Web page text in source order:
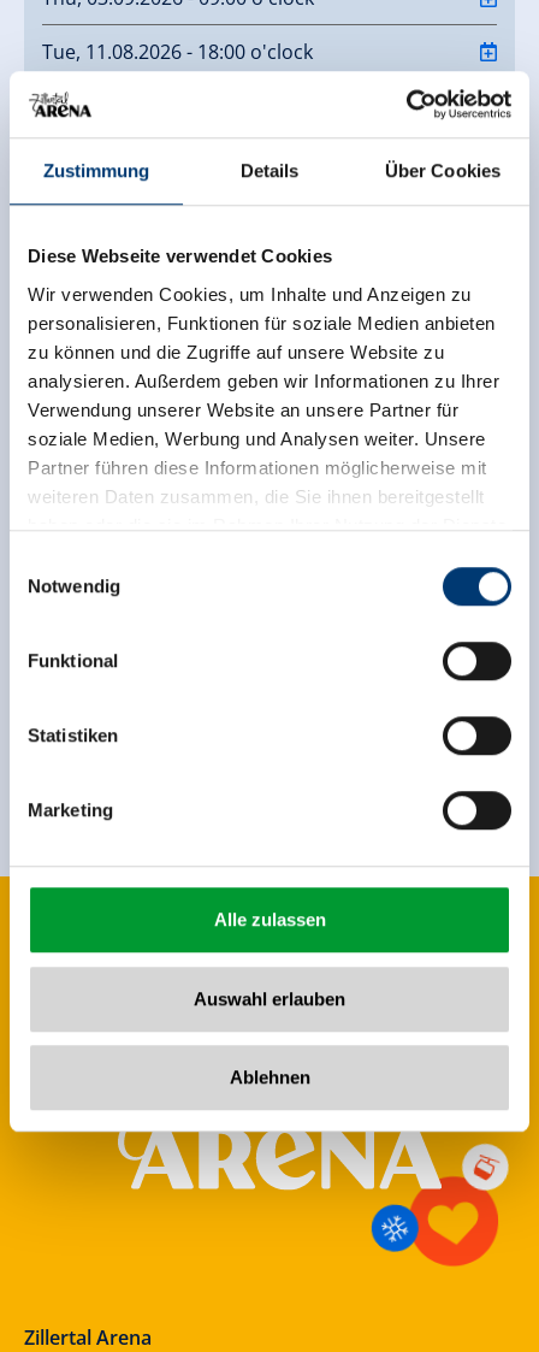
Zustimmung Details Über Cookies
Diese Webseite verwendet Cookies
Wir verwenden Cookies, um Inhalte und Anzeigen zu
personalisieren, Funktionen für soziale Medien anbieten
zu können und die Zugriffe auf unsere Website zu
analysieren. Außerdem geben wir Informationen zu Ihrer
Verwendung unserer Website an unsere Partner für
soziale Medien, Werbung und Analysen weiter. Unsere
Partner führen diese Informationen möglicherweise mit
weiteren Daten zusammen, die Sie ihnen bereitgestellt
haben oder die sie im Rahmen Ihrer Nutzung der Dienste
Rohr 23// A-6280 Zell am Ziller
www.zillertalarena.com
Notwendig
Funktional
Statistiken
Marketing
Alle zulassen
Auswahl erlauben
Ablehnen
Tue, 11.08.2026 - 18:00 o'clock
Tue, 18.08.2026 - 18:00 o'clock
Tue, 25.08.2026 - 18:00 o'clock
Tue, 01.09.2026 - 18:00 o'clock
Contact
Gerlos 141
6281 Gerlos
+43 664 5437658
info@gerlosbewegt.at
Sign up for the newsletter now!
Zillertal Arena